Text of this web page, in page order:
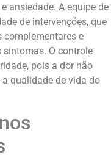
ansiedade. A equipe de
de intervenções, que
complementares e
sintomas. O controle
pois a dor não
qualidade de vida do